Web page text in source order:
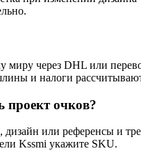
миру через DHL или
и налоги
проект очков?
или референсы и
Kssmi укажите SKU.